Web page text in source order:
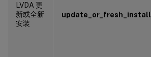
LVDA 更
新或全新
安装
update_or_fresh_install